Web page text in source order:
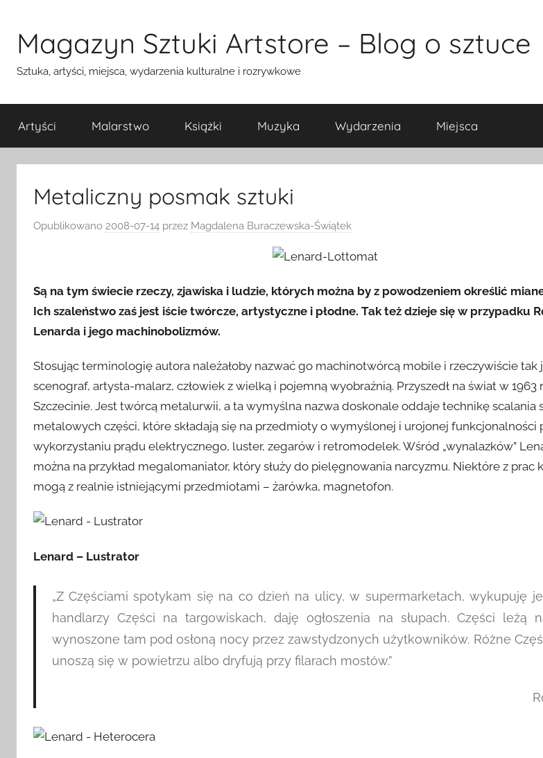
treściMagazyn Sztuki Artstore – Blog o sztuce
Sztuka, artyści, miejsca, wydarzenia kulturalne i rozrywkowe
Artyści Malarstwo Książki Muzyka Wydarzenia Miejsca
Metaliczny posmak sztuki
Opublikowano 2008-07-14 przez Magdalena Buraczewska-Świątek
Są na tym świecie rzeczy, zjawiska i ludzie, których można by z powodzeniem określić
Ich szaleństwo zaś jest iście twórcze, artystyczne i płodne. Tak też dzieje się w przypadku
Lenarda i jego machinobolizmów.
Stosując terminologię autora należałoby nazwać go machinotwórcą mobile i rzeczywiście tak
scenograf, artysta-malarz, człowiek z wielką i pojemną wyobraźnią. Przyszedł na świat w 1963
Szczecinie. Jest twórcą metalurwii, a ta wymyślna nazwa doskonale oddaje technikę scalania
metalowych części, które składają się na przedmioty o wymyślonej i urojonej funkcjonalności
wykorzystaniu prądu elektrycznego, luster, zegarów i retromodelek. Wśród „wynalazków”
można na przykład megalomaniator, który służy do pielęgnowania narcyzmu. Niektóre z prac
mogą z realnie istniejącymi przedmiotami – żarówka, magnetofon.
Lenard – Lustrator
„Z Częściami spotykam się na co dzień na ulicy, w supermarketach, wykupuję
handlarzy Części na targowiskach, daję ogłoszenia na słupach. Części leżą
wynoszone tam pod osłoną nocy przez zawstydzonych użytkowników. Różne
unoszą się w powietrzu albo dryfują przy filarach mostów.”